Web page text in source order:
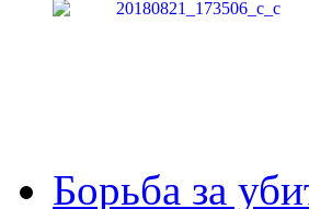
Борьба за